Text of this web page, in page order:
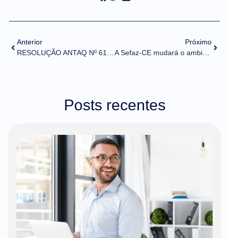
Anterior
RESOLUÇÃO ANTAQ Nº 61, DE 30 DE NOVEMBRO 2021 (DOU de 01/12/2021)
Próximo
A Sefaz-CE mudará o ambiente de produção da NF-e a partir de 10/01/2022
Posts recentes